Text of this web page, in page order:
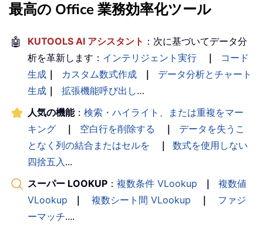
最高の Office 業務効率化ツール
🤖 KUTOOLS AI アシスタント ：次に基づいてデータ分
析を革新します： インテリジェント実行 ｜
コード
生成 ｜ カスタム数式作成 ｜
データ分析とチャート
生成 ｜ 拡張機能呼び出し…
人気の機能： 検索・ハイライト、または重複をマー
キング
｜ 空白行を削除する ｜
データを失うこ
となく列の結合またはセルを
｜
数式を使用しない
四捨五入 ...
スーパー LOOKUP ： 複数条件 VLookup ｜
複数値
VLookup
｜ 複数シート間 VLookup ｜
ファジ
ーマッチ....